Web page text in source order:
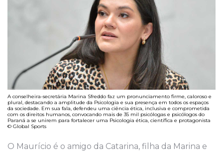
A conselheira-secretária Marina Sfreddo faz um pronunciamento firme, caloroso e
plural, destacando a amplitude da Psicologia e sua presença em todos os espaços
da sociedade. Em sua fala, defendeu uma ciência ética, inclusiva e comprometida
com os direitos humanos, convocando mais de 35 mil psicólogas e psicólogos do
Paraná a se unirem para fortalecer uma Psicologia ética, científica e protagonista
© Global Sports
O Maurício é o amigo da Catarina, filha da Marina e